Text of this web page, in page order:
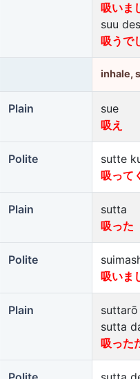
吸いま
suu
吸うで
inhale,
Plain
sue
吸え
Polite
sutte
吸って
Plain
sutta
吸った
Polite
吸いま
Plain
suttarō
sutta
吸った